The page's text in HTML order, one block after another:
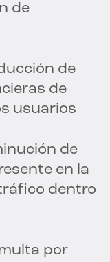
de
de
de
usuarios
de
en la
dentro
por